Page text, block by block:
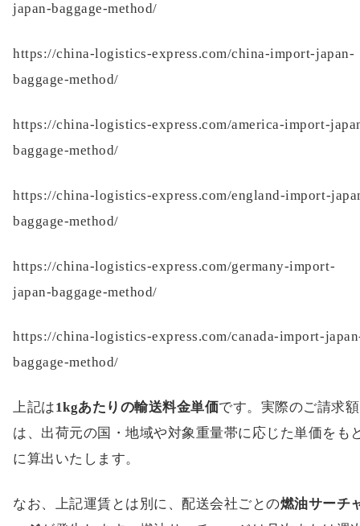
japan-baggage-method/
https://china-logistics-express.com/china-import-japan-
baggage-method/
https://china-logistics-express.com/america-import-
baggage-method/
https://china-logistics-express.com/england-import-
baggage-method/
https://china-logistics-express.com/germany-import-
japan-baggage-method/
https://china-logistics-express.com/canada-import-
baggage-method/
上記は1kgあたりの輸送料金単価です。実際のご請求額
は、出荷元の国・地域や対象重量帯に応じた単価をも
に算出いたします。
なお、上記運賃とは別に、配送会社ごとの燃油サーチ